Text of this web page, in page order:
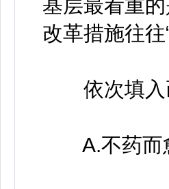
基层最看重
改革措施往往
依次填入
A.不药而